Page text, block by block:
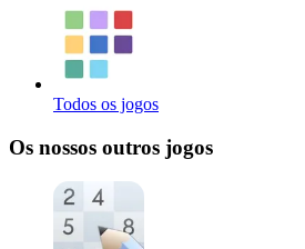
Todos os jogos
Os nossos outros jogos